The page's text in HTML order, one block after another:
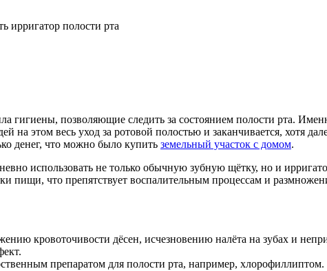
ирригатор полости рта
гигиены, позволяющие следить за состоянием полости рта.
этом весь уход за ротовой полостью и заканчивается, хотя
денег, что можно было купить земельный участок с домом.
использовать не только обычную зубную щётку, но и
пищи, что препятствует воспалительным процессам и
кровоточивости дёсен, исчезновению налёта на зубах и
препаратом для полости рта, например, хлорофиллиптом.